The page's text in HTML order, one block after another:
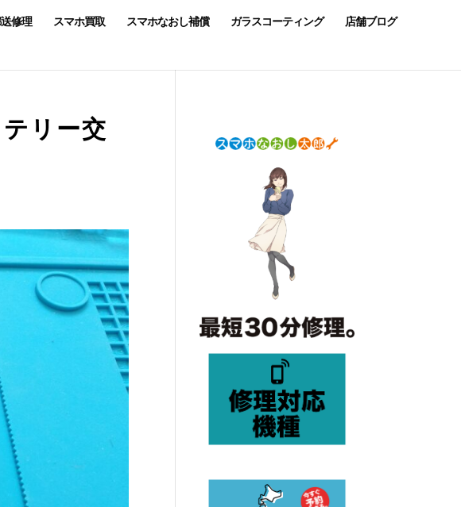
修理 スマホ買取 スマホなおし補償 ガラスコーティング 店舗ブログ
リー交